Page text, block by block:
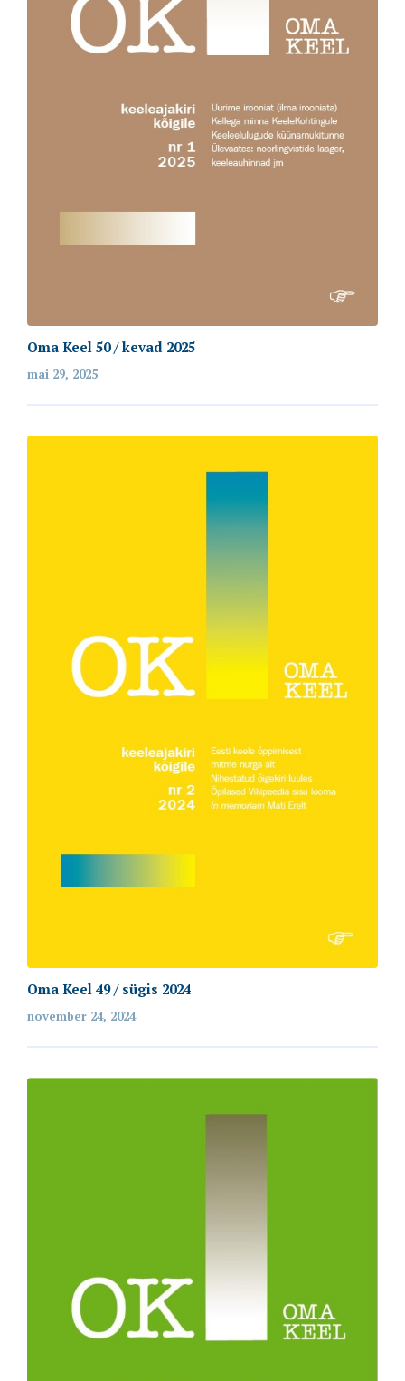
Oma Keel 50 / kevad 2025
mai 29, 2025
Oma Keel 49 / sügis 2024
november 24, 2024